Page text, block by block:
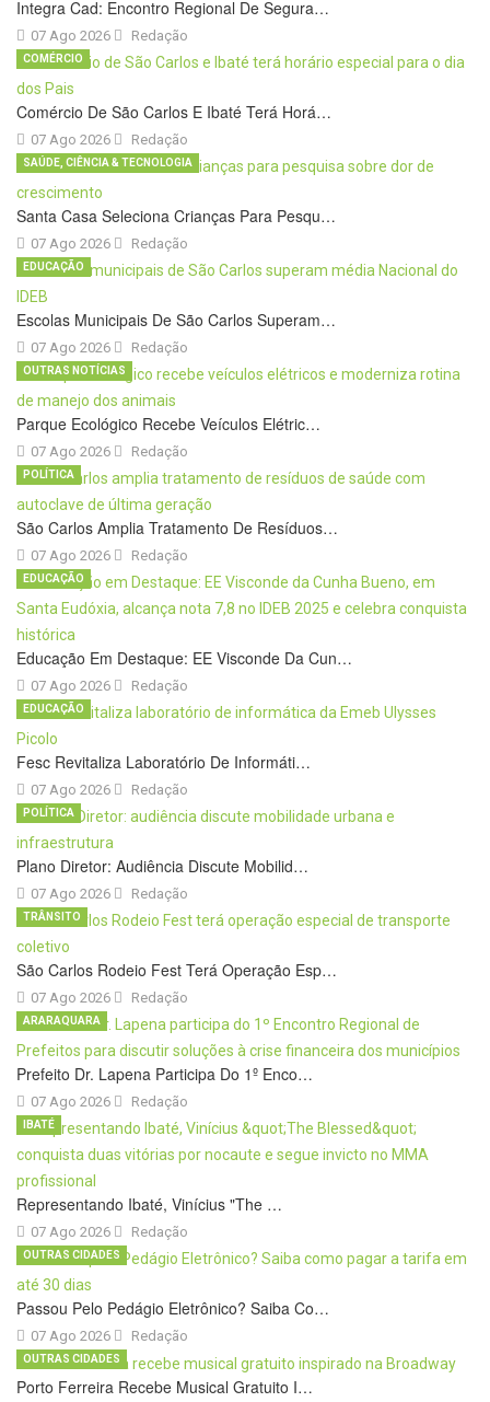
Integra Cad: Encontro Regional De Segura…
07 Ago 2026 Redação
Comércio De São Carlos E Ibaté Terá Horá…
07 Ago 2026
COMÉRCIO
Redação
Santa Casa Seleciona Crianças Para Pesqu…
07 Ago 2026
SAÚDE, CIÊNCIA & TECNOLOGIA
Redação
Escolas Municipais De São Carlos Superam…
07 Ago 2026
EDUCAÇÃO
Redação
Parque Ecológico Recebe Veículos Elétric…
07 Ago 2026
OUTRAS NOTÍCIAS
Redação
São Carlos Amplia Tratamento De Resíduos…
07 Ago 2026
POLÍTICA
Redação
Educação Em Destaque: EE Visconde Da Cun…
07 Ago 2026
EDUCAÇÃO
Redação
Fesc Revitaliza Laboratório De Informáti…
07 Ago 2026
EDUCAÇÃO
Redação
Plano Diretor: Audiência Discute Mobilid…
07 Ago 2026
POLÍTICA
Redação
São Carlos Rodeio Fest Terá Operação Esp…
07 Ago 2026
TRÂNSITO
Redação
Prefeito Dr. Lapena Participa Do 1º Enco…
07 Ago 2026
ARARAQUARA
Redação
Representando Ibaté, Vinícius "The …
07 Ago 2026
IBATÉ
Redação
Passou Pelo Pedágio Eletrônico? Saiba Co…
07 Ago 2026
OUTRAS CIDADES
Redação
Porto Ferreira Recebe Musical Gratuito I…
OUTRAS CIDADES